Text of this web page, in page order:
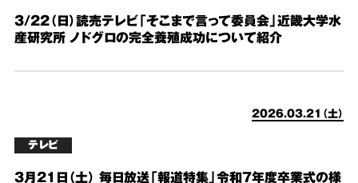
3/22（日）読売テレビ「そこまで言って委員会」近畿大学水
産研究所 ノドグロの完全養殖成功について紹介
2026.03.21（土）
テレビ
3月21日（土） 毎日放送「報道特集」令和7年度卒業式の様